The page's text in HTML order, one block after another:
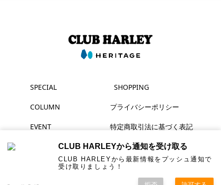
▶ YouTube
SPECIAL
COLUMN
EVENT
MAGAZINE
SHOPPING
プライバシーポリシー
特定商取引法に基づく表記
CLUB HARLEYから通知を受け取る
CLUB HARLEYから最新情報をプッシュ通知で
受け取りましょう！